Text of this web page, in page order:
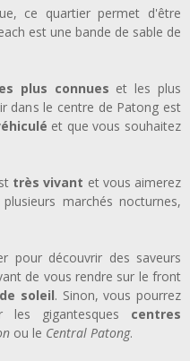
ce quartier permet d'être
est une bande de sable de
plus connues et les plus
dans le centre de Patong est
et que vous souhaitez
très vivant et vous aimerez
marchés nocturnes,
pour découvrir des saveurs
de vous rendre sur le front
soleil. Sinon, vous pourrez
gigantesques centres
ou le Central Patong.